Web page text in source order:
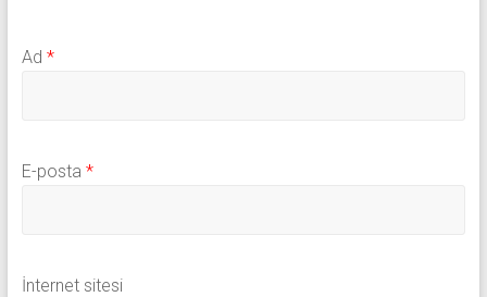
Ad *
E-posta *
İnternet sitesi